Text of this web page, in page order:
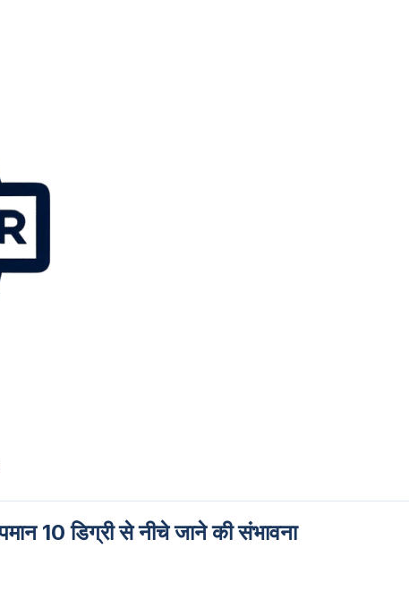
10 डिग्री से नीचे जाने की संभावना